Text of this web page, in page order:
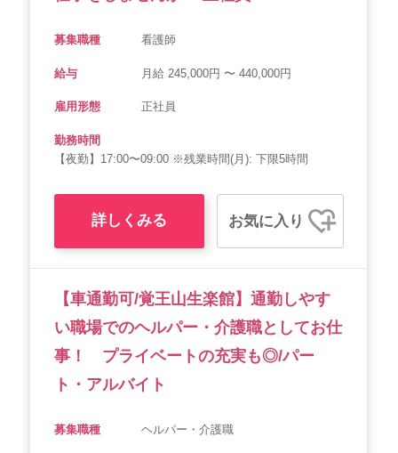
募集職種 看護師
給与 月給 245,000円 〜 440,000円
雇用形態 正社員
勤務時間
【夜勤】17:00〜09:00 ※残業時間(月): 下限5時間
詳しくみる お気に入り
【車通勤可/覚王山生楽館】通勤しやす
い職場でのヘルパー・介護職としてお仕
事！ プライベートの充実も◎/パー
ト・アルバイト
募集職種 ヘルパー・介護職